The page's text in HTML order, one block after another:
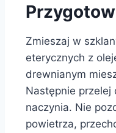
Zmieszaj w
eterycznych z
drewnianym
Następnie przelej
naczynia. Nie
powietrza,